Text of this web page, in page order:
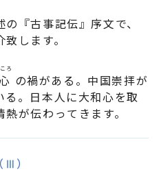
『古事記伝』序文で、
します。
ろ
の禍がある。中国崇拝が
。日本人に大和心を取
が伝わってきます。
）